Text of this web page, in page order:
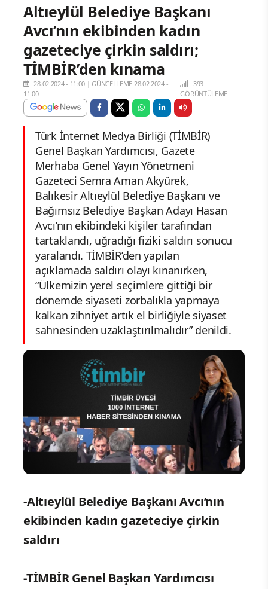
Altıeylül Belediye Başkanı
Avcı’nın ekibinden kadın
gazeteciye çirkin saldırı;
TİMBİR’den kınama
28.02.2024 - 11:00 |GÜNCELLEME:28.02.2024 -
11:00
393
GÖRÜNTÜLEME
Türk İnternet Medya Birliği (TİMBİR)
Genel Başkan Yardımcısı, Gazete
Merhaba Genel Yayın Yönetmeni
Gazeteci Semra Aman Akyürek,
Balıkesir Altıeylül Belediye Başkanı ve
Bağımsız Belediye Başkan Adayı Hasan
Avcı’nın ekibindeki kişiler tarafından
tartaklandı, uğradığı fiziki saldırı sonucu
yaralandı. TİMBİR’den yapılan
açıklamada saldırı olayı kınanırken,
“Ülkemizin yerel seçimlere gittiği bir
dönemde siyaseti zorbalıkla yapmaya
kalkan zihniyet artık el birliğiyle siyaset
sahnesinden uzaklaştırılmalıdır” denildi.
-Altıeylül Belediye Başkanı Avcı’nın
ekibinden kadın gazeteciye çirkin
saldırı
-TİMBİR Genel Başkan Yardımcısı